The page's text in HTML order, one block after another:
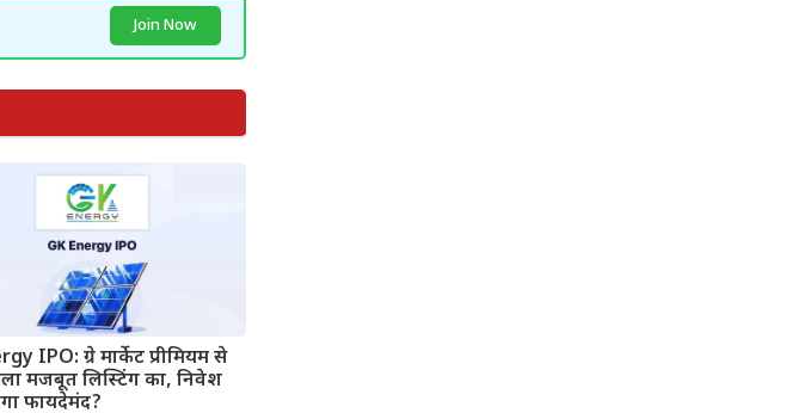
Join Now
IPO: ग्रे मार्केट प्रीमियम से
मजबूत लिस्टिंग का, निवेश
फायदेमंद?